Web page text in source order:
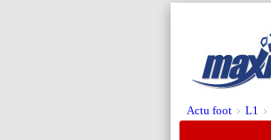
Actu foot > L1 >